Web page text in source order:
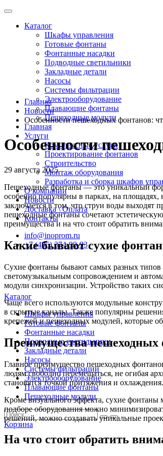
Каталог
Шкафы управления
Готовые фонтаны
Фонтанные насадки
Подводные светильники
Закладные детали
Насосы
Системы фильтрации
Электрооборудование
Плавающие фонтаны
Пешеходные модули
Главная
Услуги
Комплексные услуги
Проектирование фонтанов
Строительство
Монтаж оборудования
Разработка и сборка шкафов
О компании
Новости
Доставка \ Оплата
Контакты
info@inoprom.ru
+7 (495) 374-90-93
Каталог
Шкафы управления
Готовые фонтаны
Фонтанные насадки
Подводные светильники
Закладные детали
Насосы
Системы фильтрации
Электрооборудование
Плавающие фонтаны
Пешеходные модули
Корзина
Главная
Новости
Особенности пешеходных фонтанов:
Особенности
29 августа 2025
Пешеходные фонтаны — это уникальный
особенно популярны в парках, на
заключается в том, что струи воды выходят
пешеходные фонтаны сочетают
преимущества и на что стоит обратить
Какие бывают сухие
Сухие фонтаны бывают самых разных
светомузыкальным сопровождением и
модули синхронизации. Устройство таких
Чаще всего используются модульные
в скрытые каналы. Также популярны
крепежей и пешеходных модулей, которые
Преимущества пешеходных
Главное преимущество пешеходных
людям свободно перемещаться, не огибая
становятся точкой притяжения и
Кроме визуального эффекта, сухие
подборе оборудования можно
решений, можно создавать уникальные
На что стоит обратить